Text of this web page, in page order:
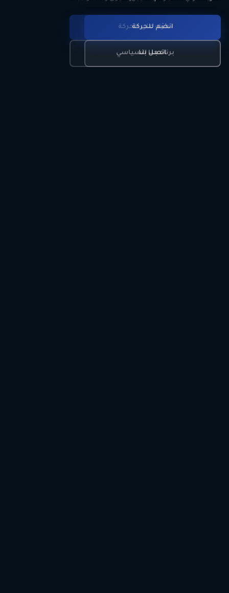
تعرّف على الحركة
برنامجنا السياسي
انضم للحركة
اتصل بنا